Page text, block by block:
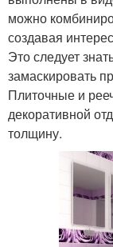
можно
создавая
Это следует
замаскировать
Плиточные и
декоративной
толщину.